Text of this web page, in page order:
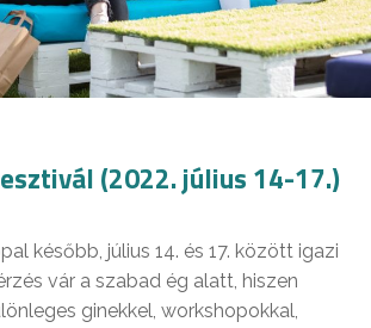
(2022. július 14-17.)
később, július 14. és 17. között igazi
vár a szabad ég alatt, hiszen
ginekkel, workshopokkal,